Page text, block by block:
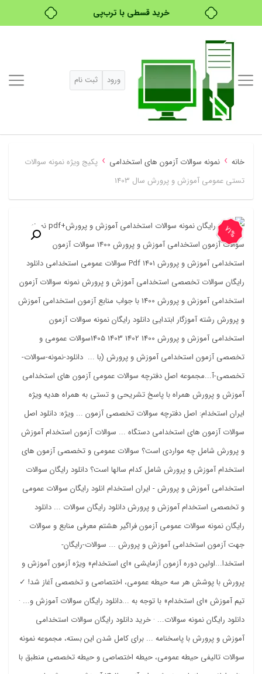
خرید قسطی با ترب‌پی
بدون ضامن، بدون سود
خرید قسطی با ترب‌پی
ورود ثبت نام
خانه › نمونه سوالات آزمون های استخدامی › پکیج ویژه نمونه سوالات
تستی عمومی آموزش و پرورش سال 1403
71%